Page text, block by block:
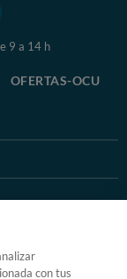
9 a 14 h
OFERTAS-OCU
con tus